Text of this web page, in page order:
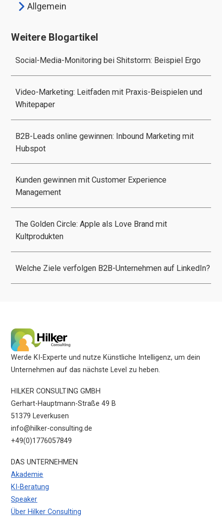
Allgemein
Weitere Blogartikel
Social-Media-Monitoring bei Shitstorm: Beispiel Ergo
Video-Marketing: Leitfaden mit Praxis-Beispielen und
Whitepaper
B2B-Leads online gewinnen: Inbound Marketing mit
Hubspot
Kunden gewinnen mit Customer Experience
Management
The Golden Circle: Apple als Love Brand mit
Kultprodukten
Welche Ziele verfolgen B2B-Unternehmen auf LinkedIn?
Werde KI-Experte und nutze Künstliche Intelligenz, um dein
Unternehmen auf das nächste Level zu heben.
HILKER CONSULTING GMBH
Gerhart-Hauptmann-Straße 49 B
51379 Leverkusen
info@hilker-consulting.de
+49(0)1776057849
DAS UNTERNEHMEN
Akademie
KI-Beratung
Speaker
Über Hilker Consulting